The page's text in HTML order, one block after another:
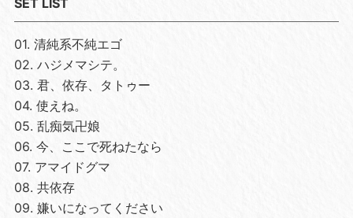
01. 清純系不純エゴ
02. ハジメマシテ。
03. 君、依存、タトゥー
04. 使えね。
05. 乱痴気卍娘
06. 今、ここで死ねたなら
07. アマイドグマ
08. 共依存
09. 嫌いになってください